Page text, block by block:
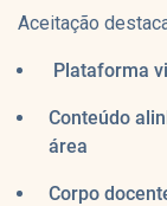
Aceitação
Plataforma
Conteúdo
área
Corpo